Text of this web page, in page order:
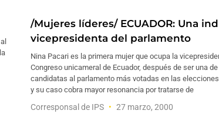
/Mujeres líderes/ ECUADOR: Una
vicepresidenta del parlamento
Nina Pacari es la primera mujer que ocupa la
Congreso unicameral de Ecuador, después de ser una
candidatas al parlamento más votadas en las
y su caso cobra mayor resonancia por tratarse de
Corresponsal de IPS 27 marzo, 2000